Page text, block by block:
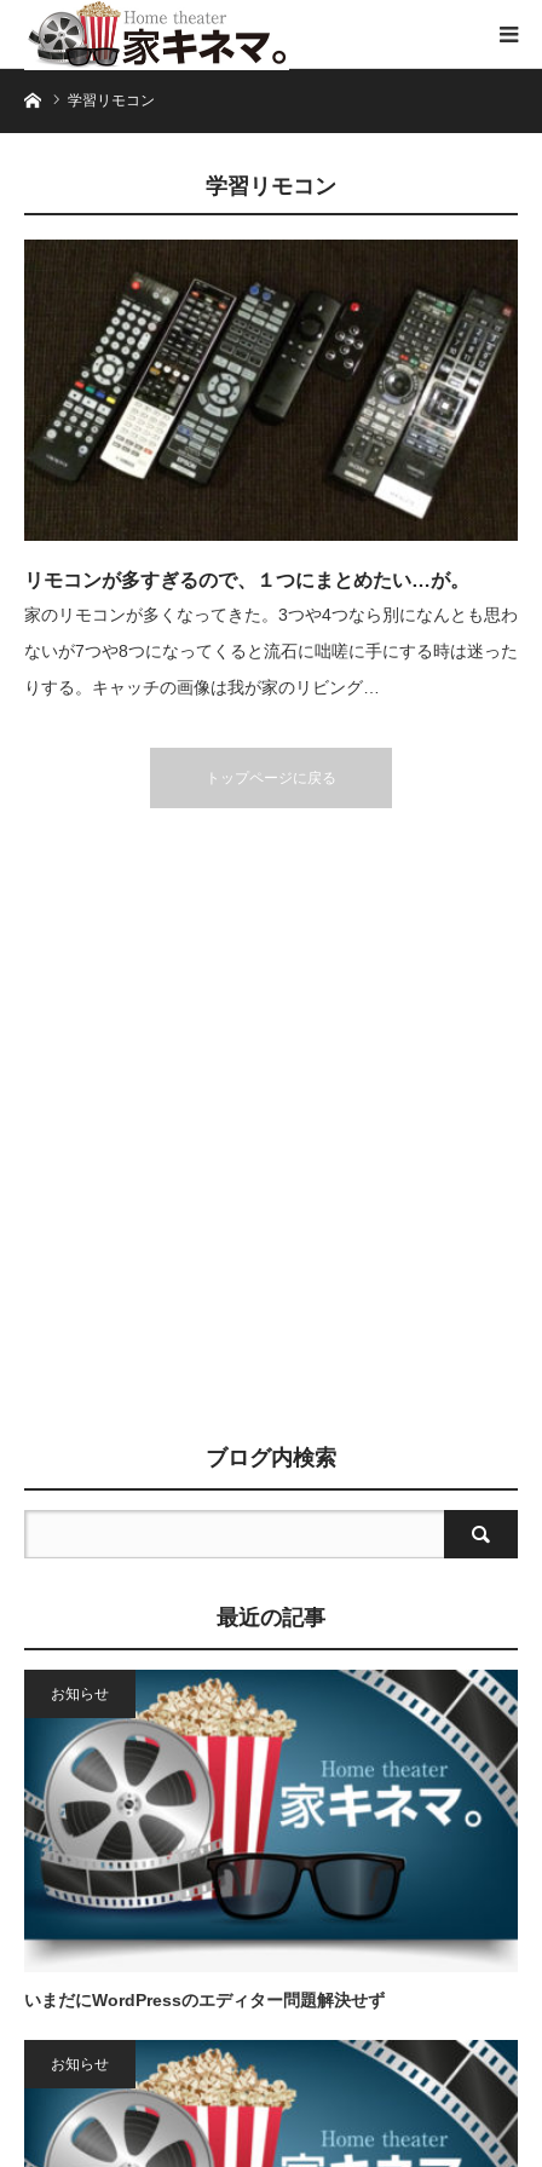
ホーム学習リモコン
学習リモコン
リモコンが多すぎるので、１つにまとめたい…が。
家のリモコンが多くなってきた。3つや4つなら別になんとも思わ
ないが7つや8つになってくると流石に咄嗟に手にする時は迷った
りする。キャッチの画像は我が家のリビング…
トップページに戻る
ブログ内検索
最近の記事
お知らせ
いまだにWordPressのエディター問題解決せず
お知らせ